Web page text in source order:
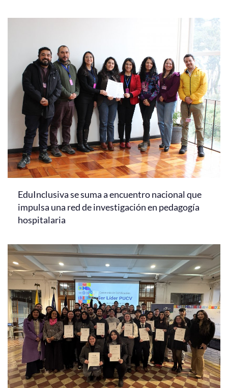
EduInclusiva se suma a encuentro nacional que
impulsa una red de investigación en pedagogía
hospitalaria